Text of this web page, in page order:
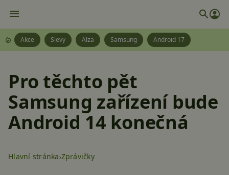
Akce Slevy Alza Samsung Android 17
Pro těchto pět
Samsung zařízení bude
Android 14 konečná
Hlavní stránka Zprávičky